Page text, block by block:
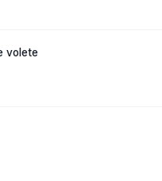
volete